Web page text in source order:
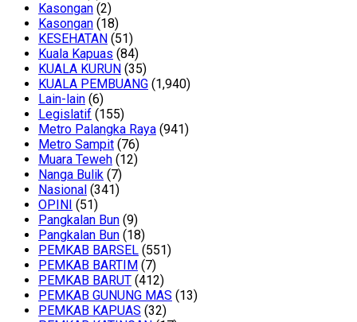
Kasongan (2)
Kasongan (18)
KESEHATAN (51)
Kuala Kapuas (84)
KUALA KURUN (35)
KUALA PEMBUANG (1,940)
Lain-lain (6)
Legislatif (155)
Metro Palangka Raya (941)
Metro Sampit (76)
Muara Teweh (12)
Nanga Bulik (7)
Nasional (341)
OPINI (51)
Pangkalan Bun (9)
Pangkalan Bun (18)
PEMKAB BARSEL (551)
PEMKAB BARTIM (7)
PEMKAB BARUT (412)
PEMKAB GUNUNG MAS (13)
PEMKAB KAPUAS (32)